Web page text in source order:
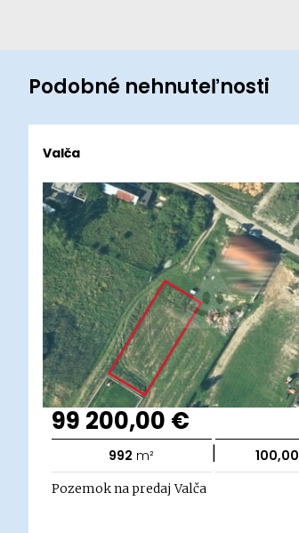
Podobné nehnuteľnosti
Valča
99 200,00 €
992 m² | 100,00
Pozemok na predaj Valča